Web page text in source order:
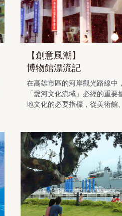
【創意風潮】
博物館漂流記
在高雄市區的河岸觀光路線中
「愛河文化流域」必經的重
地文化的必要指標，從美術館、